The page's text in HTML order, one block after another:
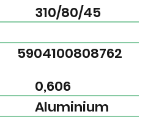
5904100808762
310/80/45
0,606
Aluminium